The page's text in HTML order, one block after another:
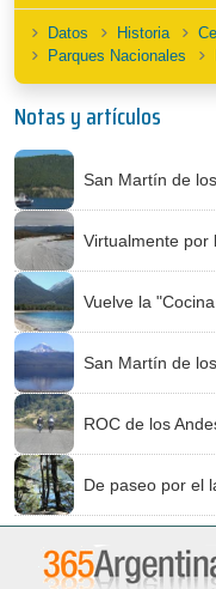
Datos Historia
Parques Nacionales
Notas y artículos
San Martín de
Virtualmente por
Vuelve la
San Martín de
ROC de los
De paseo por el